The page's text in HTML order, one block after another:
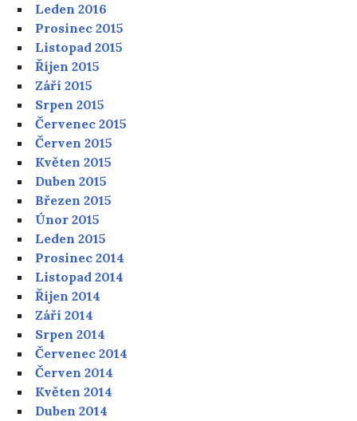
Leden 2016
Prosinec 2015
Listopad 2015
Říjen 2015
Září 2015
Srpen 2015
Červenec 2015
Červen 2015
Květen 2015
Duben 2015
Březen 2015
Únor 2015
Leden 2015
Prosinec 2014
Listopad 2014
Říjen 2014
Září 2014
Srpen 2014
Červenec 2014
Červen 2014
Květen 2014
Duben 2014